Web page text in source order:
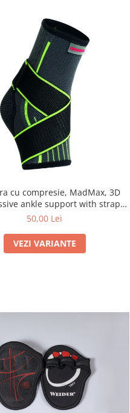
cu compresie, MadMax, 3D
ankle support with strap,
Black/Green
50,00 Lei
VEZI VARIANTE